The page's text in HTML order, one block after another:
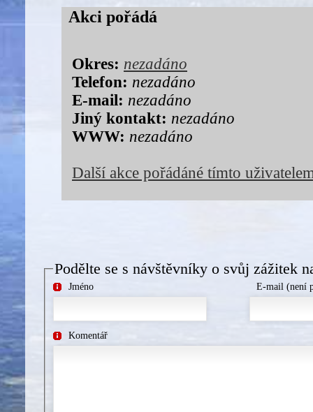
Akci pořádá
Okres: nezadáno
Telefon: nezadáno
E-mail: nezadáno
Jiný kontakt: nezadáno
WWW: nezadáno
Další akce pořádáné tímto
Podělte se s návštěvníky o svůj zážitek
Jméno E-mail (není
Komentář